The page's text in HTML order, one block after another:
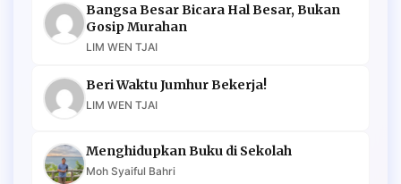
Bangsa Besar Bicara Hal Besar, Bukan
Gosip Murahan
LIM WEN TJAI
Beri Waktu Jumhur Bekerja!
LIM WEN TJAI
Menghidupkan Buku di Sekolah
Moh Syaiful Bahri